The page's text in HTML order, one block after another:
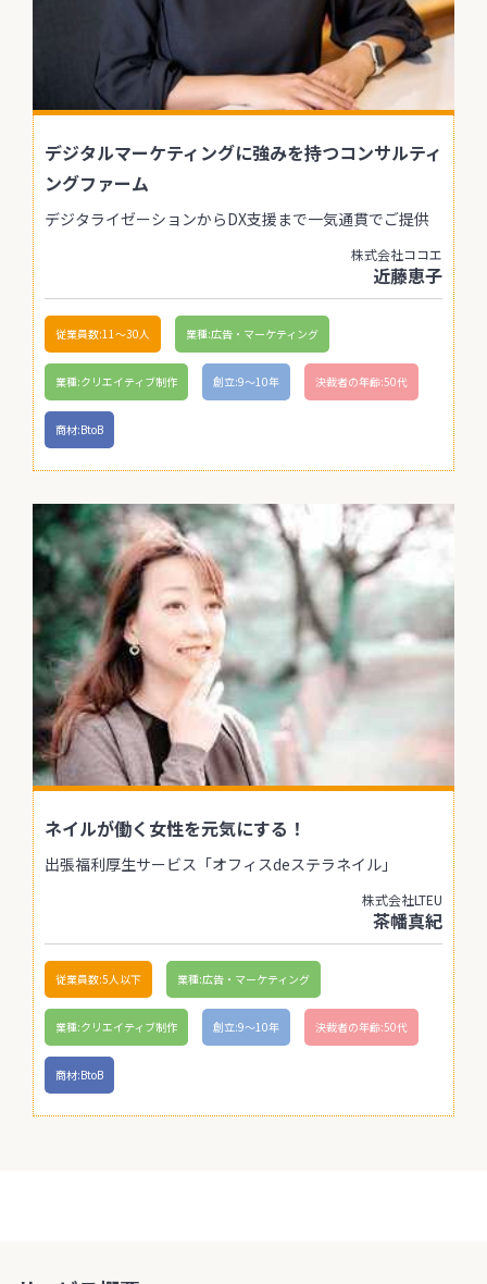
デジタルマーケティングに強みを持つコンサルティ
ングファーム
デジタライゼーションからDX支援まで一気通貫でご提供
株式会社ココエ
近藤恵子
従業員数:11〜30人 業種:広告・マーケティング
業種:クリエイティブ制作 創立:9〜10年 決裁者の年齢:50代
商材:BtoB
ネイルが働く女性を元気にする！
出張福利厚生サービス「オフィスdeステラネイル」
株式会社LTEU
茶幡真紀
従業員数:5人以下 業種:広告・マーケティング
業種:クリエイティブ制作 創立:9〜10年 決裁者の年齢:50代
商材:BtoB